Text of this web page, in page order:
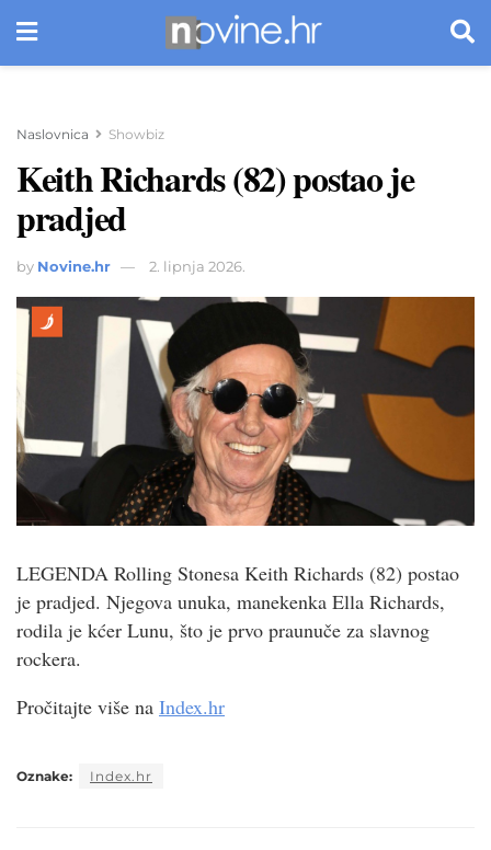
Naslovnica Showbiz
Keith Richards (82) postao je
pradjed
by Novine.hr 2. lipnja 2026.
LEGENDA Rolling Stonesa Keith Richards (82) postao
je pradjed. Njegova unuka, manekenka Ella Richards,
rodila je kćer Lunu, što je prvo praunuče za slavnog
rockera.
Pročitajte više na Index.hr
Oznake: Index.hr